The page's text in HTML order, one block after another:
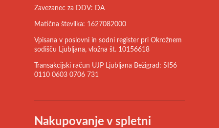
Zavezanec za DDV: DA
Matična številka: 1627082000
Vpisana v poslovni in sodni register pri Okrožnem
sodišču Ljubljana, vložna št. 10156618
Transakcijski račun UJP Ljubljana Bežigrad: SI56
0110 0603 0706 731
Nakupovanje v spletni